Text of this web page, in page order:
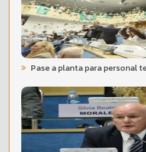
Pase a planta para personal